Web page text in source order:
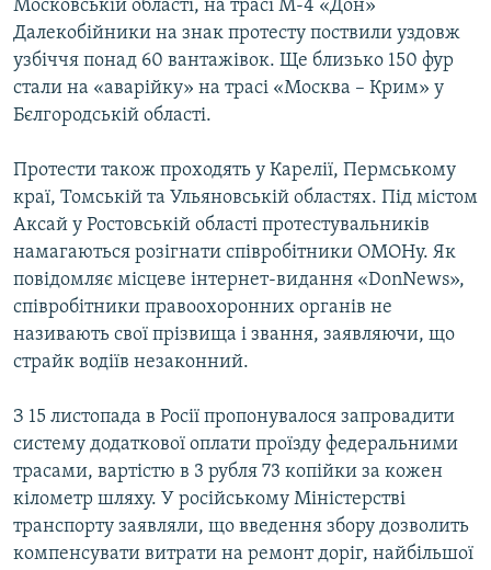
Московській області, на трасі М-4 «Дон»
Далекобійники на знак протесту поствили уздовж
узбіччя понад 60 вантажівок. Ще близько 150 фур
стали на «аварійку» на трасі «Москва – Крим» у
Бєлгородській області.
Протести також проходять у Карелії, Пермському
краї, Томській та Ульяновській областях. Під містом
Аксай у Ростовській області протестувальників
намагаються розігнати співробітники ОМОНу. Як
повідомляє місцеве інтернет-видання «DonNews»,
співробітники правоохоронних органів не
називають свої прізвища і звання, заявляючи, що
страйк водіїв незаконний.
З 15 листопада в Росії пропонувалося запровадити
систему додаткової оплати проїзду федеральними
трасами, вартістю в 3 рубля 73 копійки за кожен
кілометр шляху. У російському Міністерстві
транспорту заявляли, що введення збору дозволить
компенсувати витрати на ремонт доріг, найбільшої